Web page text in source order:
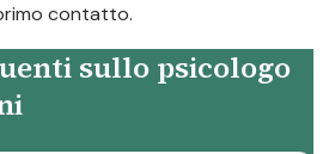
contatto.
sullo psicologo